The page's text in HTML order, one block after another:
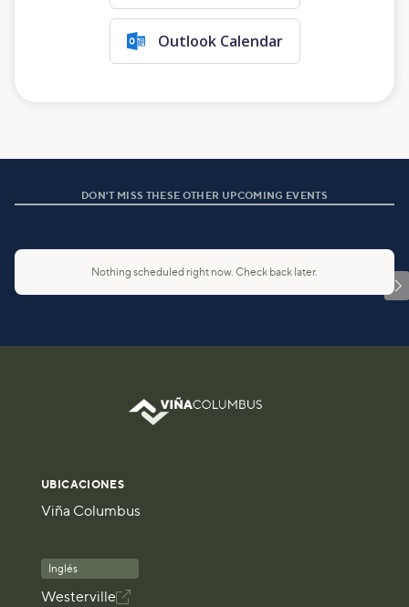
Outlook Calendar
DON'T MISS THESE OTHER UPCOMING EVENTS

Nothing scheduled right now. Check back later.
UBICACIONES
Viña Columbus
Inglés
Westerville